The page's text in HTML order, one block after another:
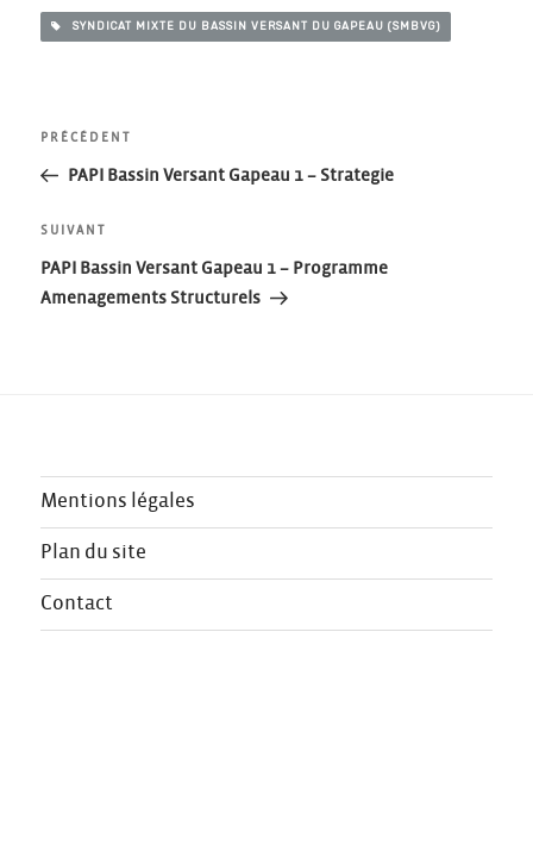
SYNDICAT MIXTE DU BASSIN VERSANT DU GAPEAU (SMBVG)
Navigation
l’article
Article
précédent
PRÉCÉDENT
PAPI Bassin Versant Gapeau 1 – Strategie
Article
suivant
SUIVANT
PAPI Bassin Versant Gapeau 1 – Programme
Amenagements Structurels
Mentions légales
Plan du site
Contact